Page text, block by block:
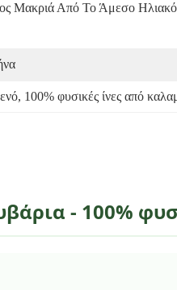
Μακριά Από Το Άμεσο Ηλιακό
, 100% φυσικές ίνες από
- 100%